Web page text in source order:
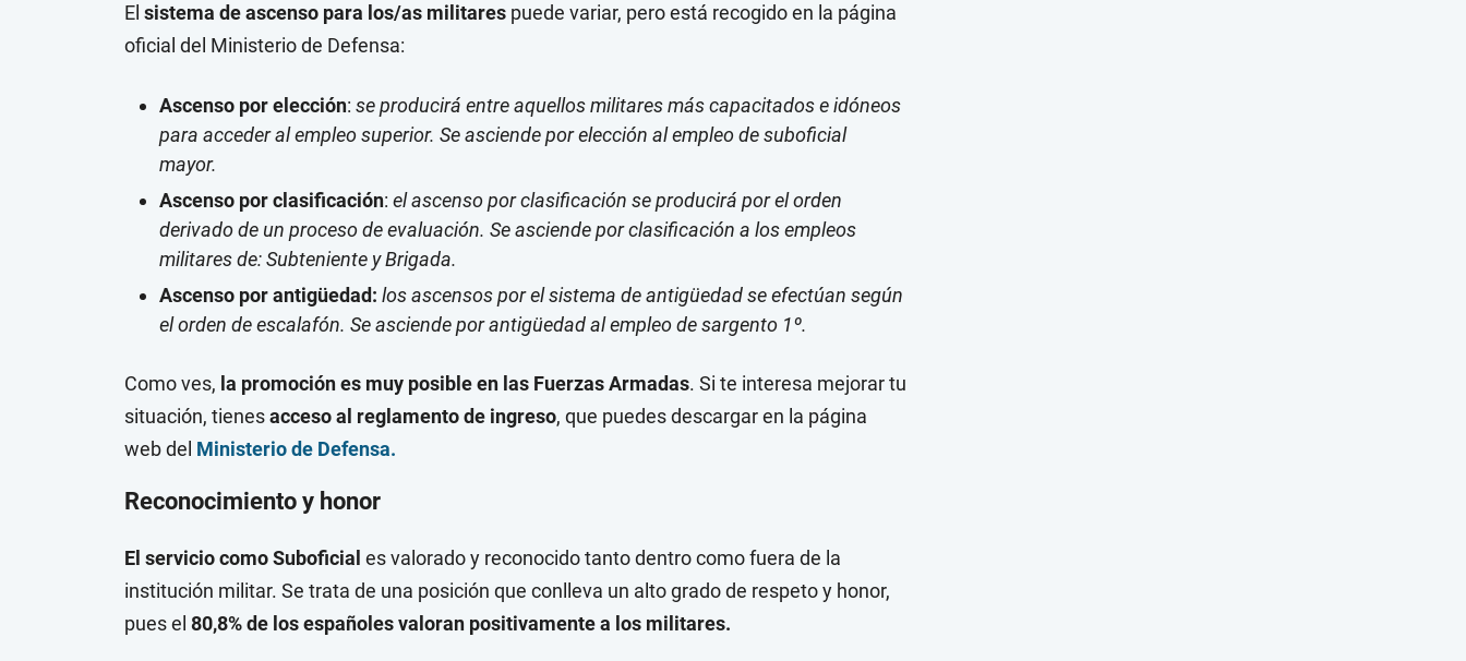
El sistema de ascenso para los/as militares puede variar, pero está recogido en la página
oficial del Ministerio de Defensa:
Ascenso por elección: se producirá entre aquellos militares más capacitados e idóneos
para acceder al empleo superior. Se asciende por elección al empleo de suboficial
mayor.
Ascenso por clasificación: el ascenso por clasificación se producirá por el orden
derivado de un proceso de evaluación. Se asciende por clasificación a los empleos
militares de: Subteniente y Brigada.
Ascenso por antigüedad: los ascensos por el sistema de antigüedad se efectúan según
el orden de escalafón. Se asciende por antigüedad al empleo de sargento 1º.
Como ves, la promoción es muy posible en las Fuerzas Armadas. Si te interesa mejorar tu
situación, tienesacceso al reglamento de ingreso, que puedes descargar en la página
web del Ministerio de Defensa.
Reconocimiento y honor
El servicio como Suboficial es valorado y reconocido tanto dentro como fuera de la
institución militar. Se trata de una posición que conlleva un alto grado de respeto y honor,
pues el 80,8% de los españoles valoran positivamente a los militares.